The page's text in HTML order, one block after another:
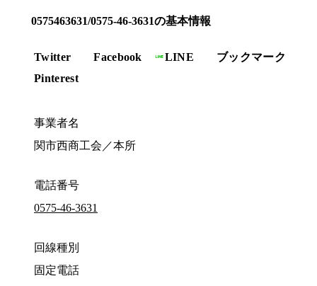
0575463631/0575-46-3631の基本情報
Twitter Facebook LINE
ブックマーク
Pinterest
事業者名
関市西商工会／本所
電話番号
0575-46-3631
回線種別
固定電話